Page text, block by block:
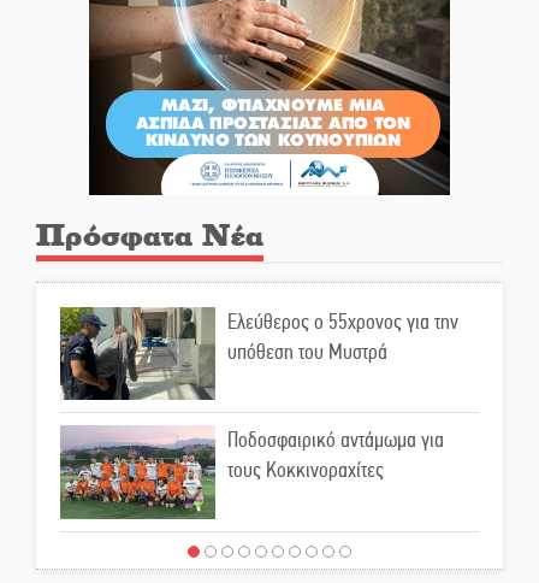
Πρόσφατα Νέα
Ελεύθερος ο 55χρονος για την
υπόθεση του Μυστρά
Ποδοσφαιρικό αντάμωμα για
τους Κοκκινοραχίτες
Μάχης συνέχεια των 310 για τη